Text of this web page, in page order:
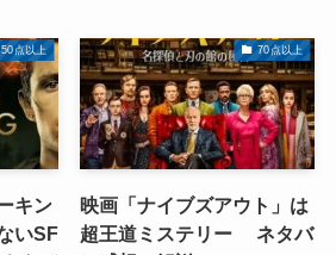
50点以上
キン
いSF
70点以上
映画「ナイブズアウト」は
超王道ミステリー ネタバ